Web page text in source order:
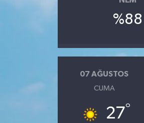
%88
07 AĞUSTOS
CUMA
27°